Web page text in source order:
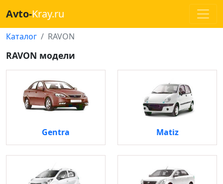
Avto-Kray.ru
Каталог RAVON
RAVON модели
Gentra Matiz